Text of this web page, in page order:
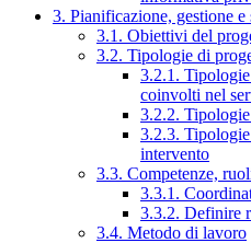
3. Pianificazione, gestione e
3.1. Obiettivi del
3.2. Tipologie di
3.2.1.
coinvolti nel
3.2.2.
3.2.3.
intervento
3.3. Competenze,
3.3.1.
3.3.2. Definire
3.4. Metodo di lavoro